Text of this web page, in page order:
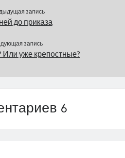
запись
до приказа
запись
Или уже крепостные?
6